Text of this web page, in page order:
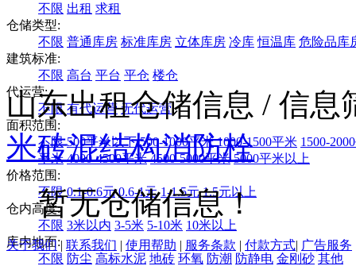
不限 出租 求租
仓储类型:
不限 普通库房 标准库房 立体库房 冷库 恒温库 危险品库
建筑标准:
不限 高台 平台 平仓 楼仓
代运营:
不限 有代运营 无代运营
面积范围:
不限 500平米以下 500-1000平米 1000-1500平米 1500-
平米 4000-4500平米 4500-5000平米 5000平米以上
价格范围:
不限 0.1-0.6元 0.6-1元 1-1.5元 1.5元以上
仓内高度:
不限 3米以内 3-5米 5-10米 10米以上
库内地面:
不限 防尘 高标水泥 地砖 环氧 防潮 防静电 金刚砂 其他
山东出租仓储信息 / 信息
米砖混结构消防栓
暂无仓储信息！
关于我们| 联系我们 | 使用帮助 | 服务条款 | 付款方式| 广告服务